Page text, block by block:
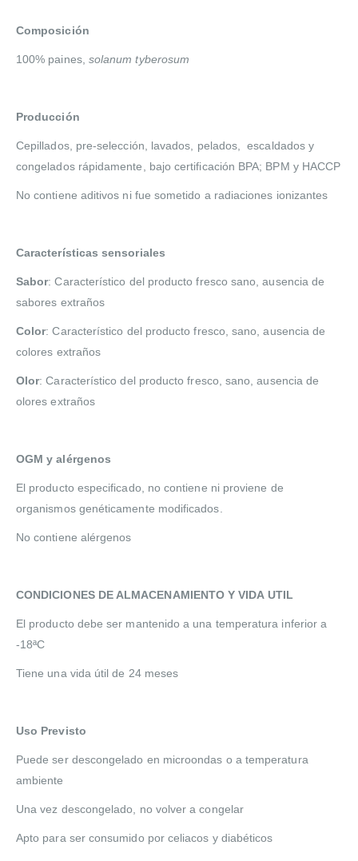
Composición
100% paines, solanum tyberosum
Producción
Cepillados, pre-selección, lavados, pelados, escaldados y
congelados rápidamente, bajo certificación BPA; BPM y HACCP
No contiene aditivos ni fue sometido a radiaciones ionizantes
Características sensoriales
Sabor: Característico del producto fresco sano, ausencia de
sabores extraños
Color: Característico del producto fresco, sano, ausencia de
colores extraños
Olor: Característico del producto fresco, sano, ausencia de
olores extraños
OGM y alérgenos
El producto especificado, no contiene ni proviene de
organismos genéticamente modificados.
No contiene alérgenos
CONDICIONES DE ALMACENAMIENTO Y VIDA UTIL
El producto debe ser mantenido a una temperatura inferior a
-18ªC
Tiene una vida útil de 24 meses
Uso Previsto
Puede ser descongelado en microondas o a temperatura
ambiente
Una vez descongelado, no volver a congelar
Apto para ser consumido por celiacos y diabéticos